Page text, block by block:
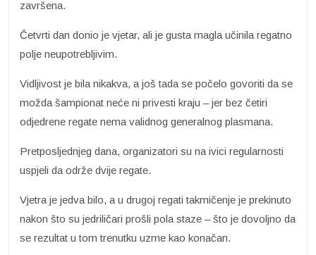
završena.
Četvrti dan donio je vjetar, ali je gusta magla učinila regatno
polje neupotrebljivim.
Vidljivost je bila nikakva, a još tada se počelo govoriti da se
možda šampionat neće ni privesti kraju – jer bez četiri
odjedrene regate nema validnog generalnog plasmana.
Pretposljednjeg dana, organizatori su na ivici regularnosti
uspjeli da održe dvije regate.
Vjetra je jedva bilo, a u drugoj regati takmičenje je prekinuto
nakon što su jedriličari prošli pola staze – što je dovoljno da
se rezultat u tom trenutku uzme kao konačan.